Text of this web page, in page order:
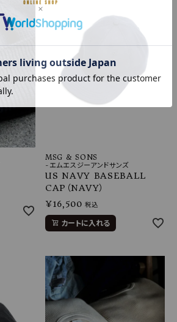
MSG & SONS
-エムエスジーアンドサンズ
US NAVY BASEBALL
CAP（NAVY）
¥16,500 税込
カートに入れる